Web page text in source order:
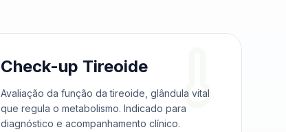
Check-up Tireoide
Avaliação da função da tireoide, glândula vital
que regula o metabolismo. Indicado para
diagnóstico e acompanhamento clínico.